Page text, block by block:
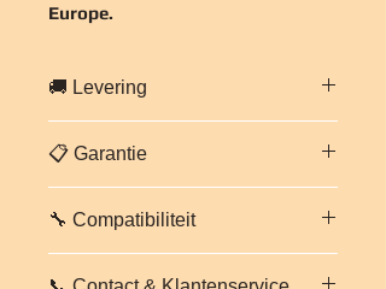
Europe.
🚚 Levering
Europa.
Professionele en beveiligde
verpakking. Geschatte levertijd:
2 tot
5 werkdagenafhankelijk van
bestemming.
Neem contact met ons op voor een
📋 Garantie
en arbeidsloonvoor deze motor.
Elke motor wordt vóór verzending
gecontroleerd en getest. Bij
🔧 Compatibiliteit